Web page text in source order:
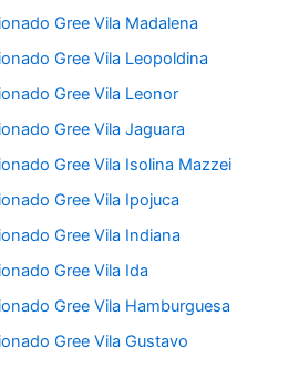
Gree Vila Madalena
Gree Vila Leopoldina
Gree Vila Leonor
Gree Vila Jaguara
Gree Vila Isolina Mazzei
Gree Vila Ipojuca
Gree Vila Indiana
Gree Vila Ida
Gree Vila Hamburguesa
Gree Vila Gustavo